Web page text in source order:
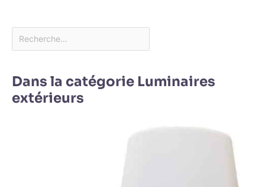
Dans la catégorie Luminaires
extérieurs